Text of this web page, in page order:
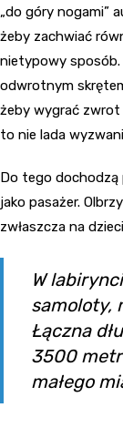
„do góry nogami”
żeby zachwiać
nietypowy sposób.
odwrotnym
żeby wygrać
to nie lada
Do tego dochodzą
jako pasażer.
zwłaszcza na
W
samoloty,
Łączna
3500
małego